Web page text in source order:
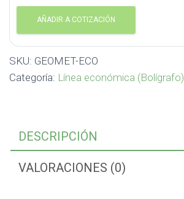
AÑADIR A COTIZACIÓN
SKU: GEOMET-ECO
Categoría: Línea económica (Bolígrafo)
DESCRIPCIÓN
VALORACIONES (0)